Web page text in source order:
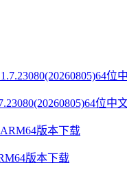
位中
版本下载